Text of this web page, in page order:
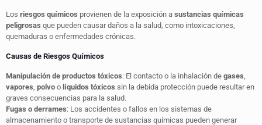
Los riesgos químicos provienen de la exposición a sustancias químicas
peligrosas que pueden causar daños a la salud, como intoxicaciones,
quemaduras o enfermedades crónicas.
Causas de Riesgos Químicos
Manipulación de productos tóxicos: El contacto o la inhalación de gases
vapores polvo o líquidos tóxicos sin la debida protección puede resultar en
graves consecuencias para la salud.
Fugas o derrames: Los accidentes o fallos en los sistemas de
almacenamiento o transporte de sustancias químicas pueden generar